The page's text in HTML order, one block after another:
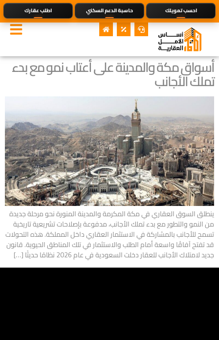
احسب تمويلك حاسبة الدعم السكني اطلب عقارك
أسواق مكة والمدينة على أعتاب نمو مع بدء
تملك الأجانب
ينطلق السوق العقاري في مكة المكرمة والمدينة المنورة نحو مرحلة جديدة
من النمو والتطور مع بدء تملك الأجانب، مدفوعة بإصلاحات تشريعية تاريخية
تسمح للأجانب بالمشاركة في الاستثمار العقاري داخل المملكة. هذه التحولات
قد تفتح آفاقًا واسعة أمام الطلب والاستثمار في تلك المناطق الحيوية. قانون
جديد لامتلاك الأجانب للعقار دخلت السعودية في عام 2026 نظامًا حديثًا […]